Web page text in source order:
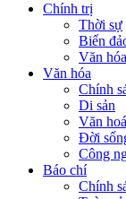
Chính trị
Thời sự
Biển
Văn
Văn hóa
Chính
Di sản
Văn
Đời
Công
Báo chí
Chính